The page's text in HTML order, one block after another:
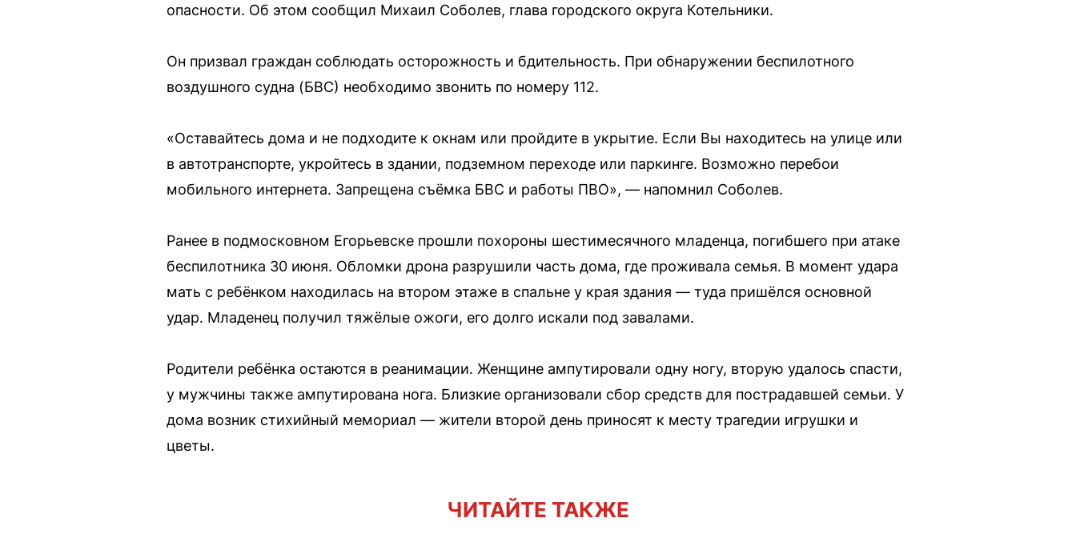
опасности. Об этом сообщил Михаил Соболев, глава городского округа Котельники.
Он призвал граждан соблюдать осторожность и бдительность. При обнаружении беспилотного
воздушного судна (БВС) необходимо звонить по номеру 112.
«Оставайтесь дома и не подходите к окнам или пройдите в укрытие. Если Вы находитесь на улице или
в автотранспорте, укройтесь в здании, подземном переходе или паркинге. Возможно перебои
мобильного интернета. Запрещена съёмка БВС и работы ПВО», — напомнил Соболев.
Ранее в подмосковном Егорьевске прошли похороны шестимесячного младенца, погибшего при атаке
беспилотника 30 июня. Обломки дрона разрушили часть дома, где проживала семья. В момент удара
мать с ребёнком находилась на втором этаже в спальне у края здания — туда пришёлся основной
удар. Младенец получил тяжёлые ожоги, его долго искали под завалами.
Родители ребёнка остаются в реанимации. Женщине ампутировали одну ногу, вторую удалось спасти,
у мужчины также ампутирована нога. Близкие организовали сбор средств для пострадавшей семьи. У
дома возник стихийный мемориал — жители второй день приносят к месту трагедии игрушки и
цветы.
ЧИТАЙТЕ ТАКЖЕ